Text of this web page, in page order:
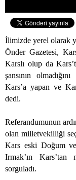
İlimizde yerel olarak
Önder Gazetesi,
Karslı olup da
şansının
Kars’a yapan ve
dedi.
Referandumunun
olan milletvekilliği
Kars eski Doğum
Irmak’ın Kars’tan
sorguladı.